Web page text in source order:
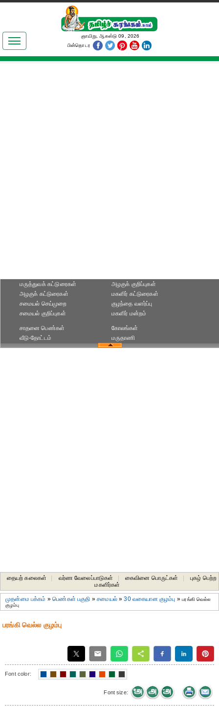
இலக்கியங்கள்
தமிழ் உலகம்
ஞாயிறு, ஆகஸ்டு 09, 2026
பின்தொடர
மருத்துவக் கட்டுரைகள்
அழகுக் கட்டுரைகள்
அழகுக் குறிப்புகள்
மகளிர் கட்டுரைகள்
சமையல் செய்முறை
சமையல் குறிப்புகள்
குழந்தை வளர்ப்பு
மகளிர் மன்றம்
சாதனை பெண்கள்
வீடு-தோட்டம்
கோலங்கள்
மருதாணி
தையற் கலைகள் வர்ண வேலைப்பாடுகள் கைவினை பொருட்கள்
புகழ் பெற்ற
மகளிர்கள்
முதன்மை பக்கம் »பெண்கள் பகுதி »சமையல்»30 வகையான குழம்பு »பரங்கி வெல்ல
குழம்பு
பரங்கி வெல்ல குழம்பு
Font color:
Font size: